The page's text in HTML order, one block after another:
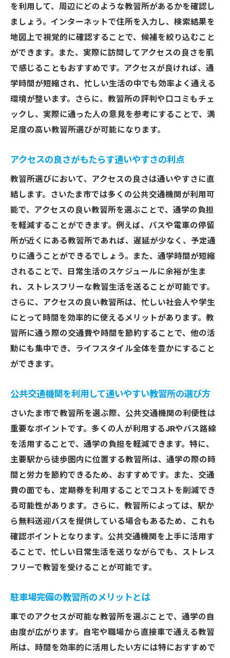
口コミサイトを利用する際の注意点
信頼できる口コミ情報の見分け方
教習所の評判を確認できるSNS活用術
口コミから分かる教習所の本当の評価
経験豊富な講師が揃う教習所の見つけ方
講師の経験年数や専門性を確認する方法
教習所の公式サイトで講師情報をチェック
実際の教習を体験した生徒の意見を参考に
講師の評判を口コミで確認するポイント
教習所の講師陣の実績を見る方法
ストレスなく通える教習所選びのポイントとは
自分のペースに合わせた教習スケジュール
の組み方
ストレスフリーな環境を提供する教習所の
忙しい日々に無理なく通える教習所を選ぶ
ストレスを軽減するための教習所設備のチ
ェック
心地よい教習所選びのための雰囲気の重要
性
有無
アクセスの良さで選ぶさいたま市の教習所
主要駅から近い教習所のメリット
アクセスの良さが時間効率を向上させる理
由
公共交通機関とのアクセスの良さをチェッ
ク
通学路の安全性を重視した教習所選び
立地条件による通学時間の短縮方法
交通渋滞を避けるためのルート選びのコツ
立地条件も重要！さいたま市で教習所を選ぶコ
さいたま市内のおすすめ教習所エリア一覧
教習所周辺の環境が学習に与える影響
立地条件が利便性と快適性に及ぼす影響
安全性を考慮した教習所の立地選び
を利用して、周辺にどのような教習所があるかを確認し
ましょう。インターネットで住所を入力し、検索結果を
地図上で視覚的に確認することで、候補を絞り込むこと
ができます。また、実際に訪問してアクセスの良さを肌
で感じることもおすすめです。アクセスが良ければ、通
学時間が短縮され、忙しい生活の中でも効率よく通える
環境が整います。さらに、教習所の評判や口コミもチェ
ックし、実際に通った人の意見を参考にすることで、満
足度の高い教習所選びが可能になります。
アクセスの良さがもたらす通いやすさの利点
教習所選びにおいて、アクセスの良さは通いやすさに直
結します。さいたま市では多くの公共交通機関が利用可
能で、アクセスの良い教習所を選ぶことで、通学の負担
を軽減することができます。例えば、バスや電車の停留
所が近くにある教習所であれば、遅延が少なく、予定通
りに通うことができるでしょう。また、通学時間が短縮
されることで、日常生活のスケジュールに余裕が生ま
れ、ストレスフリーな教習生活を送ることが可能です。
さらに、アクセスの良い教習所は、忙しい社会人や学生
にとって時間を効率的に使えるメリットがあります。教
習所に通う際の交通費や時間を節約することで、他の活
動にも集中でき、ライフスタイル全体を豊かにすること
ができます。
公共交通機関を利用して通いやすい教習所の選び方
さいたま市で教習所を選ぶ際、公共交通機関の利便性は
重要なポイントです。多くの人が利用するJRやバス路線
を活用することで、通学の負担を軽減できます。特に、
主要駅から徒歩圏内に位置する教習所は、通学の際の時
間と労力を節約できるため、おすすめです。また、交通
費の面でも、定期券を利用することでコストを削減でき
る可能性があります。さらに、教習所によっては、駅か
ら無料送迎バスを提供している場合もあるため、これも
確認ポイントとなります。公共交通機関を上手に活用す
ることで、忙しい日常生活を送りながらでも、ストレス
フリーで教習を受けることが可能です。
駐車場完備の教習所のメリットとは
車でのアクセスが可能な教習所を選ぶことで、通学の自
由度が広がります。自宅や職場から直接車で通える教習
所は、時間を効率的に活用したい方には特におすすめで